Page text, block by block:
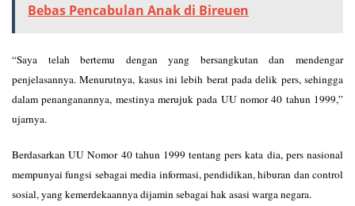
Bebas Pencabulan Anak di Bireuen
“Saya telah bertemu dengan yang bersangkutan dan mendengar
penjelasannya. Menurutnya, kasus ini lebih berat pada delik pers, sehingga
dalam penanganannya, mestinya merujuk pada UU nomor 40 tahun 1999,”
ujarnya.
Berdasarkan UU Nomor 40 tahun 1999 tentang pers kata dia, pers nasional
mempunyai fungsi sebagai media informasi, pendidikan, hiburan dan control
sosial, yang kemerdekaannya dijamin sebagai hak asasi warga negara.